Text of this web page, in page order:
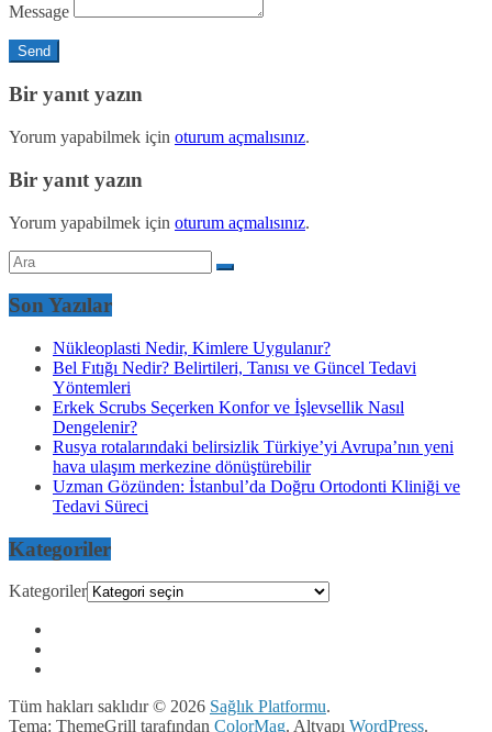
Message
Bir yanıt yazın
Yorum yapabilmek için oturum açmalısınız.
Bir yanıt yazın
Yorum yapabilmek için oturum açmalısınız.
Son Yazılar
Nükleoplasti Nedir, Kimlere Uygulanır?
Bel Fıtığı Nedir? Belirtileri, Tanısı ve Güncel Tedavi
Yöntemleri
Erkek Scrubs Seçerken Konfor ve İşlevsellik Nasıl
Dengelenir?
Rusya rotalarındaki belirsizlik Türkiye’yi Avrupa’nın yeni
hava ulaşım merkezine dönüştürebilir
Uzman Gözünden: İstanbul’da Doğru Ortodonti Kliniği ve
Tedavi Süreci
Kategoriler
Kategoriler
Tüm hakları saklıdır © 2026 Sağlık Platformu.
Tema: ThemeGrill tarafından ColorMag. Altyapı WordPress.